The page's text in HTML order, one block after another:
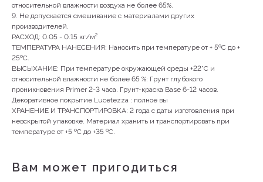
относительной влажности воздуха не более 65%.
9. Не допускается смешивание с материалами других
производителей.
РАСХОД: 0.05 - 0.15 кг/м²
ТЕМПЕРАТУРА НАНЕСЕНИЯ: Наносить при температуре от + 5ºС до +
25ºС.
ВЫСЫХАНИЕ: При температуре окружающей среды +22°С и
относительной влажности не более 65 %: Грунт глубокого
проникновения Primer 2-3 часа. Грунт-краска Base 6-12 часов.
Декоративное покрытие Lucetezza : полное вы
ХРАНЕНИЕ И ТРАНСПОРТИРОВКА: 2 года с даты изготовления при
невскрытой упаковке. Материал хранить и транспортировать при
температуре от +5 ºС до +35 ºС.
Вам может пригодиться
г. Якутск, ул. Лермонтова, 66, 1 этаж
Пн-Сб 10:00 - 19:00
Вс 11:00-18:00